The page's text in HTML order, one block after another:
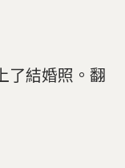
了結婚照。翻